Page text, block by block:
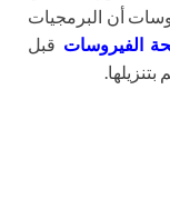
أن البرمجيات
الفيروسات قبل